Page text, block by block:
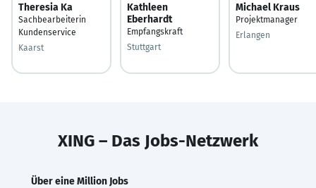
Theresia Ka
Sachbearbeiterin
Kundenservice
Kaarst
Kathleen
Eberhardt
Empfangskraft
Stuttgart
Michael Kraus
Projektmanager
Erlangen
XING – Das Jobs-Netzwerk
Über eine Million Jobs